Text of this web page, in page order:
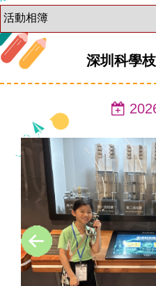
深圳科學